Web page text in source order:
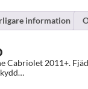
information
Cabriolet 2011+.